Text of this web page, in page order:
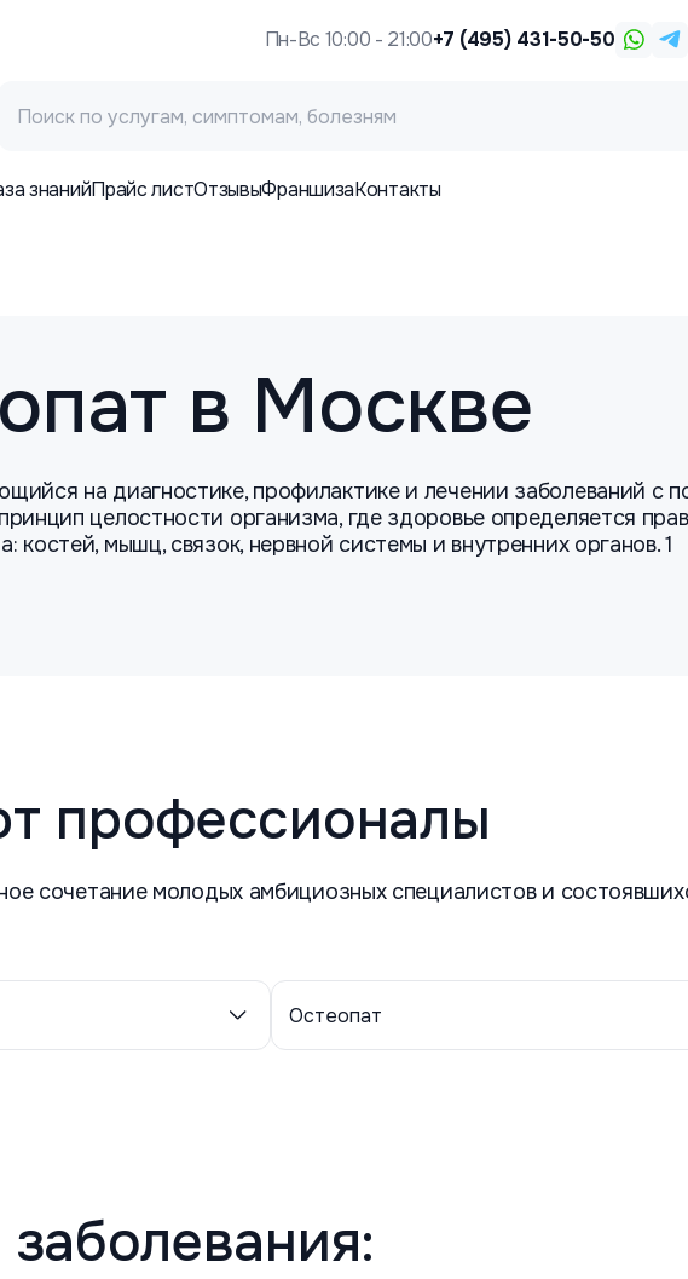
Пн-Вс 10:00 - 21:00+7 (495) 431-50-50
знанийПрайс листОтзывыФраншизаКонтакты
в Москве
на диагностике, профилактике и лечении заболеваний с
целостности организма, где здоровье определяется
костей, мышц, связок, нервной системы и внутренних органов. 1
профессионалы
сочетание молодых амбициозных специалистов и